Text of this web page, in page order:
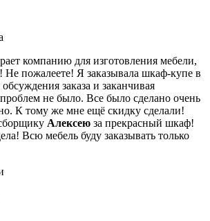
компанию для изготовления мебели,
пожалеете! Я заказывала шкаф-купе в
заказа и заканчивая
не было. Все было сделано очень
К тому же мне ещё скидку сделали!
Алексею за прекрасный шкаф!
Всю мебель буду заказывать только